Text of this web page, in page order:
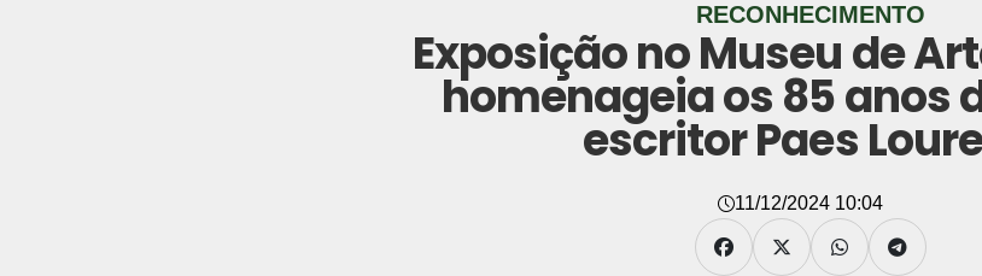
RECONHECIMENTO
Exposição no Museu de
homenageia os 85 anos
escritor Paes
11/12/2024 10:04